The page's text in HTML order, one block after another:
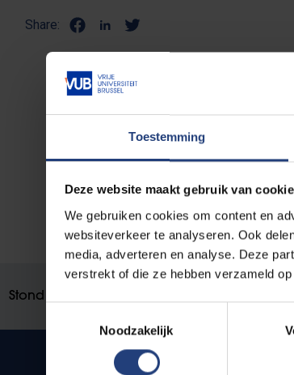
Toestemming
Deze website maakt gebruik van
We gebruiken cookies om content en
websiteverkeer te analyseren. Ook
media, adverteren en analyse. Deze
verstrekt of die ze hebben verzameld
Noodzakelijk
Share:
coalitie. Dat blijkt uit de politieke
regering-Michel.
Stond er een fout op deze pagina?